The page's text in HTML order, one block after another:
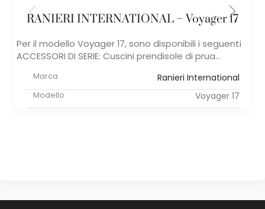
RANIERI INTERNATIONAL – Voyager 17
Per il modello Voyager 17, sono disponibili i seguenti ​
ACCESSORI DI SERIE: Cuscini prendisole di prua...
Marca Ranieri International
Modello Voyager 17